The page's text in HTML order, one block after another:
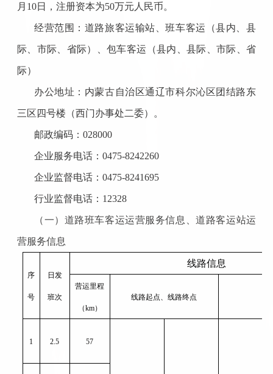
月10日，注册资本为50万元人民币。
经营范围：道路旅客运输站、班车客运（县内、县
际、市际、省际）、包车客运（县内、县际、市际、省
际）
办公地址：内蒙古自治区通辽市科尔沁区团结路东
三区四号楼（西门办事处二委）。
邮政编码： 028000
企业服务电话： 0475-8242260
企业监督电话： 0475-8241695
行业监督电话： 12328
（一） 道路班车客运运营服务信息、道路客运站运
营服务信息
序
号
日发
班次
线路信息
营运里程
（km）
线路起点、线路终点
1 2.5 57